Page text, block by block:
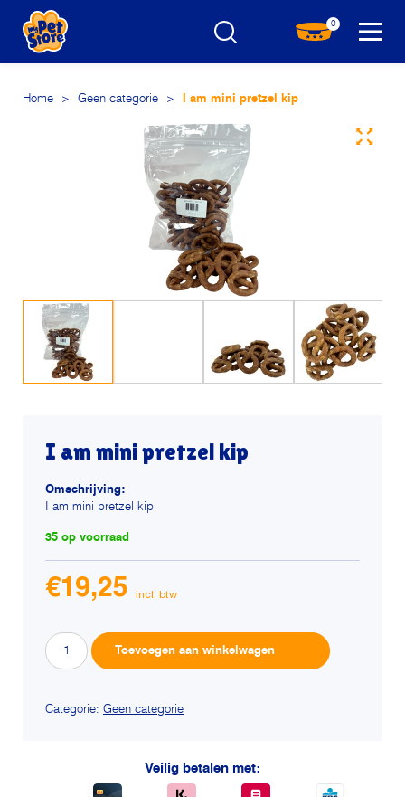
0
Home > Geen categorie > I am mini pretzel kip
I am mini pretzel kip
Omschrijving:
I am mini pretzel kip
35 op voorraad
€19,25
I
am
pretzel
Toevoegen aan winkelwagen
Categorie: Geen categorie
Veilig betalen met: